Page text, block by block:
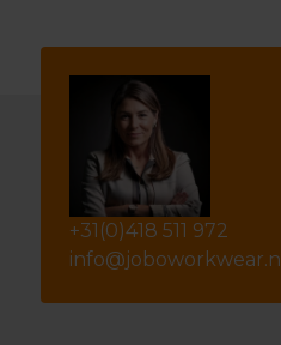
+31(0)418 511 972
info@joboworkwear.nl